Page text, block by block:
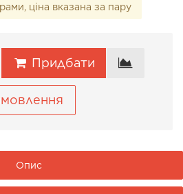
ціна вказана за пару
Придбати
Опис